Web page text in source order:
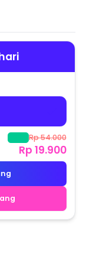
Rp 54.000
Rp 19.900